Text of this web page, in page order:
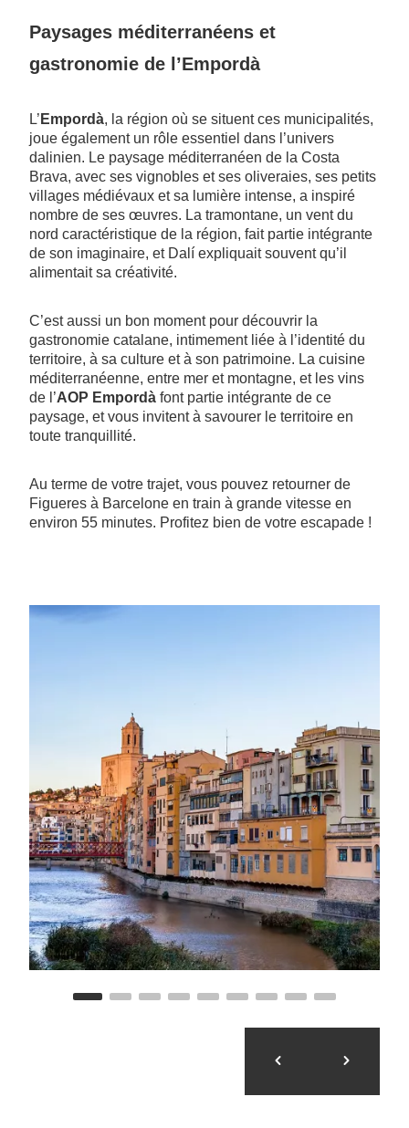
Paysages méditerranéens et
gastronomie de l’Empordà
L’ Empordà, la région où se situent ces municipalités,
joue également un rôle essentiel dans l’univers
dalinien. Le paysage méditerranéen de la Costa
Brava, avec ses vignobles et ses oliveraies, ses petits
villages médiévaux et sa lumière intense, a inspiré
nombre de ses œuvres. La tramontane, un vent du
nord caractéristique de la région, fait partie intégrante
de son imaginaire, et Dalí expliquait souvent qu’il
alimentait sa créativité.
C’est aussi un bon moment pour découvrir la
gastronomie catalane, intimement liée à l’identité du
territoire, à sa culture et à son patrimoine. La cuisine
méditerranéenne, entre mer et montagne, et les vins
de l’AOP Empordà font partie intégrante de ce
paysage, et vous invitent à savourer le territoire en
toute tranquillité.
Au terme de votre trajet, vous pouvez retourner de
Figueres à Barcelone en train à grande vitesse en
environ 55 minutes. Profitez bien de votre escapade !